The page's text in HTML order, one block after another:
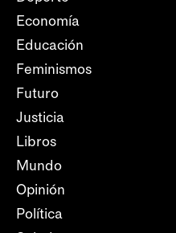
Economía
Educación
Feminismos
Futuro
Justicia
Libros
Mundo
Opinión
Política